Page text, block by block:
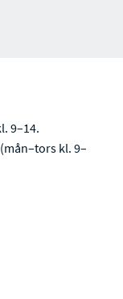
9–14.
(mån–tors kl. 9–